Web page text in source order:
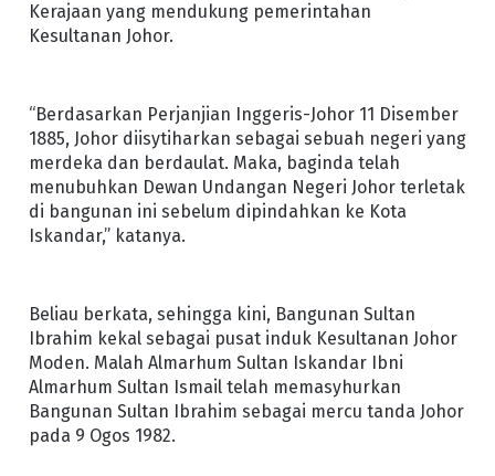
Kerajaan yang mendukung pemerintahan
Kesultanan Johor.
“Berdasarkan Perjanjian Inggeris-Johor 11 Disember
1885, Johor diisytiharkan sebagai sebuah negeri yang
merdeka dan berdaulat. Maka, baginda telah
menubuhkan Dewan Undangan Negeri Johor terletak
di bangunan ini sebelum dipindahkan ke Kota
Iskandar,” katanya.
Beliau berkata, sehingga kini, Bangunan Sultan
Ibrahim kekal sebagai pusat induk Kesultanan Johor
Moden. Malah Almarhum Sultan Iskandar Ibni
Almarhum Sultan Ismail telah memasyhurkan
Bangunan Sultan Ibrahim sebagai mercu tanda Johor
pada 9 Ogos 1982.